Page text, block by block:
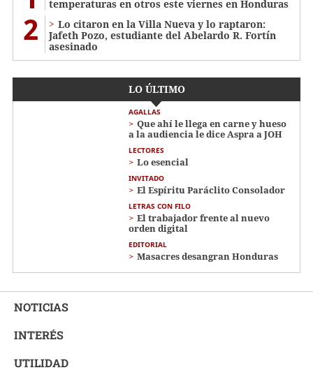
temperaturas en otros este viernes en Honduras
2
Lo citaron en la Villa Nueva y lo raptaron:
Jafeth Pozo, estudiante del Abelardo R. Fortín
asesinado
LO ÚLTIMO
AGALLAS
Que ahí le llega en carne y hueso
a la audiencia le dice Aspra a JOH
LECTORES
Lo esencial
INVITADO
El Espíritu Paráclito Consolador
LETRAS CON FILO
El trabajador frente al nuevo
orden digital
EDITORIAL
Masacres desangran Honduras
NOTICIAS
INTERÉS
UTILIDAD